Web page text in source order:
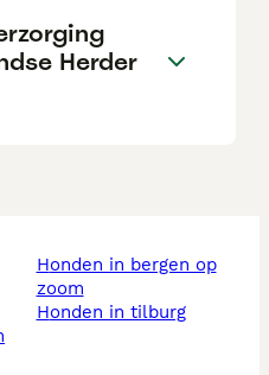
Herder
honden in bergen op
zoom
honden in tilburg